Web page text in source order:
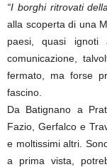
“I borghi ritrovati
alla scoperta di una
paesi, quasi
comunicazione,
fermato, ma forse
fascino.
Da Batignano a
Fazio, Gerfalco e
e moltissimi altri.
a prima vista,